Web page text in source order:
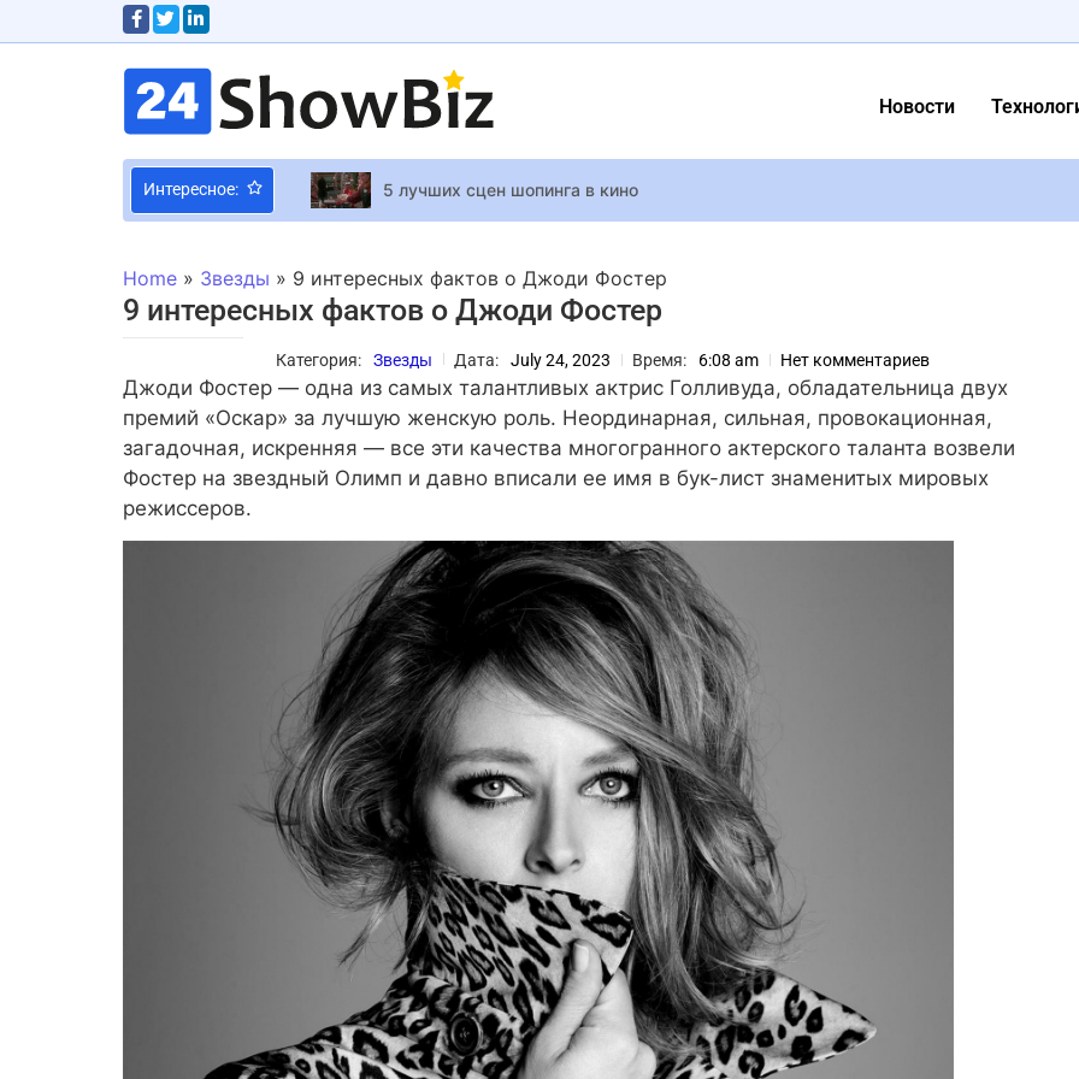
Новости
Интересное:
5 лучших сцен шопинга в кино
“Бумбокс”, Кажанна, Monatik: кого можно будет услышать на Atlas Festival 17-19
Грустная Тина Кароль испугала фанов признанием: “Я его боюсь”
Леонардо Ди Каприо впервые за три года взял свою девушку на кинопремию
В Сети опубликовали трейлер триллера “Бостонский душитель” с Кирой Найтли
15-летний моддер умудрился запустить кроссплей между Minecraft и Hytale
Home » Звезды » 9 интересных фактов о Джоди Фостер
9 интересных фактов о Джоди Фостер
Категория: Звезды Дата: July 24, 2023 Время: 6:08 am Нет комментариев
Джоди Фостер — одна из самых талантливых актрис Голливуда, обладательница двух
премий «Оскар» за лучшую женскую роль. Неординарная, сильная, провокационная,
загадочная, искренняя — все эти качества многогранного актерского таланта возвели
Фостер на звездный Олимп и давно вписали ее имя в бук-лист знаменитых мировых
режиссеров.